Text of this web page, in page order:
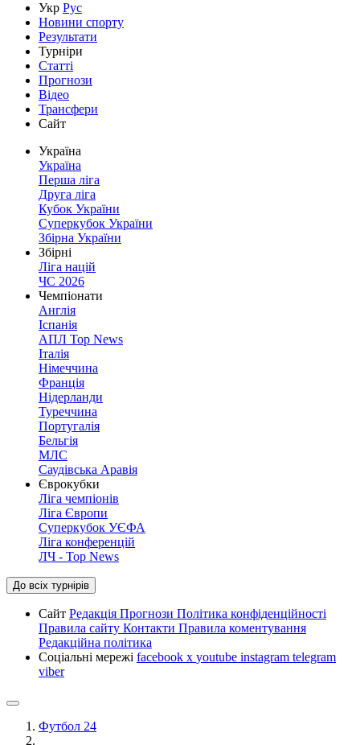
Укр Рус
Новини спорту
Результати
Турніри
Статті
Прогнози
Відео
Трансфери
Сайт
Україна
Україна
Перша ліга
Друга ліга
Кубок України
Суперкубок України
Збірна України
Збірні
Ліга націй
ЧС 2026
Чемпіонати
Англія
Іспанія
АПЛ Top News
Італія
Німеччина
Франція
Нідерланди
Туреччина
Португалія
Бельгія
МЛС
Саудівська Аравія
Єврокубки
Ліга чемпіонів
Ліга Європи
Суперкубок УЄФА
Ліга конференцій
ЛЧ - Top News
До всіх турнірів
Сайт Редакція Прогнози Політика конфіденційності
Правила сайту Контакти Правила коментування
Редакційна політика
Соціальні мережі facebook x youtube instagram telegram
viber
Футбол 24